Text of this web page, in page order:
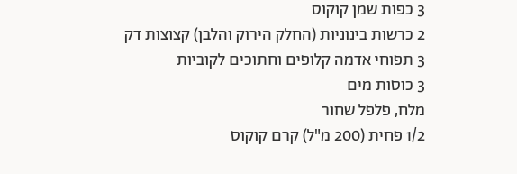
3 כפות שמן קוקוס
2 כרשות בינוניות (החלק הירוק והלבן) קצוצות דק
3 תפוחי אדמה קלופים וחתוכים לקוביות
3 כוסות מים
מלח, פלפל שחור
1/2 פחית (200 מ"ל) קרם קוקוס